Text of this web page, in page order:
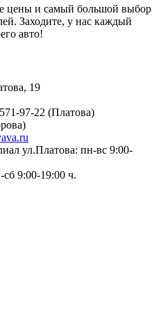
цены и самый большой выбор
Заходите, у нас каждый
авто!
19
97-22 (Платова)
ул.Платова: пн-вс 9:00-
9:00-19:00 ч.